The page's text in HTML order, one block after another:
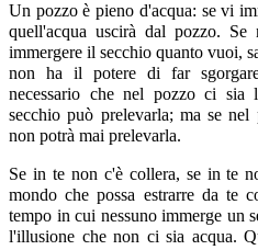
Un pozzo è pieno d'acqua: se vi
quell'acqua uscirà dal pozzo.
immergere il secchio quanto vuoi,
non ha il potere di far
necessario che nel pozzo ci sia
secchio può prelevarla; ma se
non potrà mai prelevarla.
Se in te non c'è collera, se in te
mondo che possa estrarre da te
tempo in cui nessuno immerge un
l'illusione che non ci sia acqua.